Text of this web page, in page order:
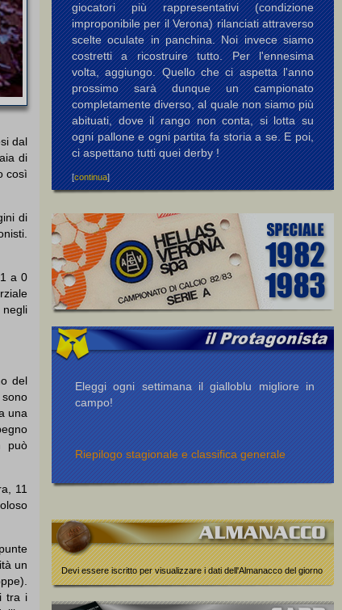
dal
di
così
di
a 0
del
una
può
11
un
tra i
giocatori più rappresentativi (condizione
improponibile per il Verona) rilanciati attraverso
scelte oculate in panchina. Noi invece siamo
costretti a ricostruire tutto. Per l'ennesima
volta, aggiungo. Quello che ci aspetta l'anno
prossimo sarà dunque un campionato
completamente diverso, al quale non siamo più
abituati, dove il rango non conta, si lotta su
ogni pallone e ogni partita fa storia a se. E poi,
ci aspettano tutti quei derby !
[continua]
Eleggi ogni settimana il gialloblu migliore in
campo!
Riepilogo stagionale e classifica generale
Devi essere iscritto per visualizzare i dati dell'Almanacco del giorno